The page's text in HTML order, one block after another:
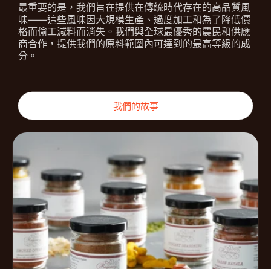
最重要的是，我們旨在提供在傳統時代存在的高品質風
味——這些風味因大規模生產、過度加工和為了降低價
格而偷工減料而消失。我們與全球最優秀的農民和供應
商合作，提供我們的原料範圍內可達到的最高等級的成
分。
我們的故事